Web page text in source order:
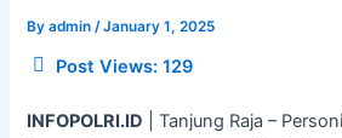
Byadmin /January 1, 2025
Post Views: 129
INFOPOLRI.ID | Tanjung Raja –